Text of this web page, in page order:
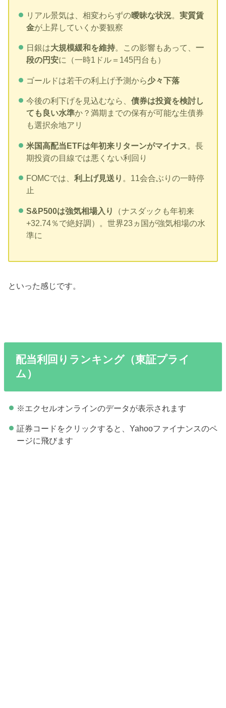
リアル景気は、相変わらずの曖昧な状況。 実質賃
金が上昇していくか要観察
日銀は大規模緩和を維持。この影響もあって、 一
段の円安に（一時1ドル＝145円台も）
ゴールドは若干の利上げ予測から少々下落
今後の利下げを見込むなら、 債券は投資を検討し
ても良い水準か？満期までの保有が可能な生債券
も選択余地アリ
米国高配当ETFは年初来リターンがマイナス。長
期投資の目線では悪くない利回り
FOMCでは、 利上げ見送り 。11会合ぶりの一時停
止
S&P500は強気相場入り
（ナスダックも年初来
+32.74％で絶好調）。世界23ヵ国が強気相場の水
準に
といった感じです。
配当利回りランキング（東証プライ
ム）
※エクセルオンラインのデータが表示されます
証券コードをクリックすると、Yahooファイナンスのペ
ージに飛びます